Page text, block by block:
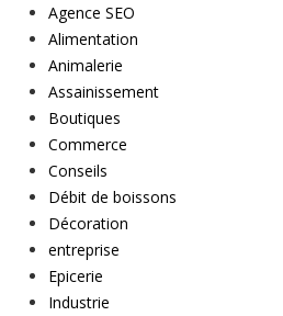
Agence SEO
Alimentation
Animalerie
Assainissement
Boutiques
Commerce
Conseils
Débit de boissons
Décoration
entreprise
Epicerie
Industrie